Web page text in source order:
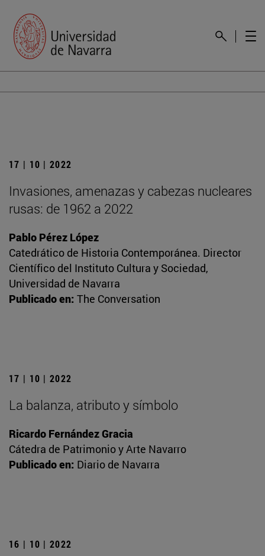
17 | 10 | 2022
Invasiones, amenazas y cabezas nucleares
rusas: de 1962 a 2022
Pablo Pérez López
Catedrático de Historia Contemporánea. Director
Científico del Instituto Cultura y Sociedad,
Universidad de Navarra
Publicado en: The Conversation
17 | 10 | 2022
La balanza, atributo y símbolo
Ricardo Fernández Gracia
Cátedra de Patrimonio y Arte Navarro
Publicado en: Diario de Navarra
16 | 10 | 2022